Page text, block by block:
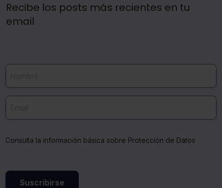
Recibe los posts más recientes en tu
email
Consulta la información básica sobre Protección de Datos
Suscribirse